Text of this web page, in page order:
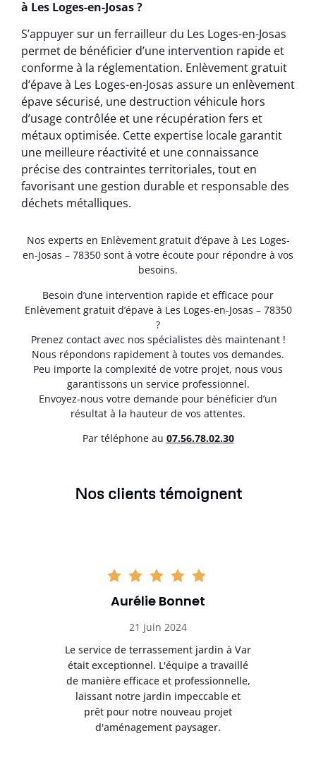
à Les Loges-en-Josas ?
S’appuyer sur un ferrailleur du Les Loges-en-Josas
permet de bénéficier d’une intervention rapide et
conforme à la réglementation. Enlèvement gratuit
d’épave à Les Loges-en-Josas assure un enlèvement
épave sécurisé, une destruction véhicule hors
d’usage contrôlée et une récupération fers et
métaux optimisée. Cette expertise locale garantit
une meilleure réactivité et une connaissance
précise des contraintes territoriales, tout en
favorisant une gestion durable et responsable des
déchets métalliques.
Nos experts en Enlèvement gratuit d’épave à Les Loges-
en-Josas – 78350 sont à votre écoute pour répondre à vos
besoins.
Besoin d’une intervention rapide et efficace pour
Enlèvement gratuit d’épave à Les Loges-en-Josas – 78350
?
Prenez contact avec nos spécialistes dès maintenant !
Nous répondons rapidement à toutes vos demandes.
Peu importe la complexité de votre projet, nous vous
garantissons un service professionnel.
Envoyez-nous votre demande pour bénéficier d’un
résultat à la hauteur de vos attentes.
Par téléphone au 07.56.78.02.30
Nos clients témoignent
Aurélie Bonnet
21 juin 2024
Le service de terrassement jardin à Var
était exceptionnel. L'équipe a travaillé
de manière efficace et professionnelle,
laissant notre jardin impeccable et
prêt pour notre nouveau projet
d'aménagement paysager.